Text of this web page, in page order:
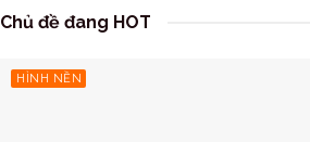
Chủ đề đang HOT
HÌNH NỀN